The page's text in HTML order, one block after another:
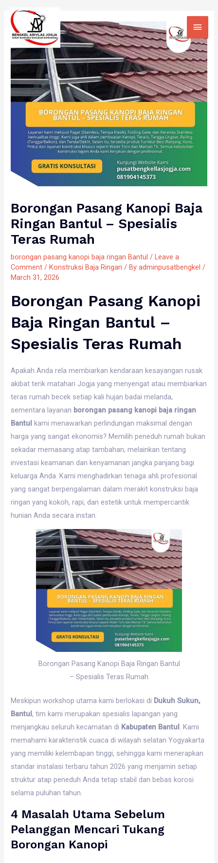
content
Borongan Pasang Kanopi Baja
Ringan Bantul – Spesialis
Teras Rumah
borongan pasang kanopi baja ringan Bantul /Leave a
Comment /Konstruksi Baja Ringan / Byadminpusatbengkel/
March 31, 2026
Borongan Pasang Kanopi
Baja Ringan Bantul –
Spesialis Teras Rumah
Apakah Anda rela membiarkan kendaraan kesayangan rusak
akibat terik matahari Jogja yang menyengat atau membiarkan
teras rumah becek setiap kali hujan badai melanda,
sementara layanan borongan pasang kanopi baja ringan
Bantul kami menawarkan perlindungan maksimal dengan
harga yang sangat ekonomis? Memilih peneduh rumah bukan
sekadar memasang atap tambahan, melainkan tentang
investasi keamanan dan kenyamanan jangka panjang bagi
keluarga Anda. Kami menghadirkan tenaga ahli profesional
yang sangat berpengalaman dalam merakit konstruksi baja
ringan yang kokoh, rapi, dan estetik untuk mempercantik
hunian Anda secara instan.
Borongan Pasang Kanopi Baja Ringan Bantul
– Spesialis Teras Rumah
Meskipun workshop utama kami berlokasi di Dukuh Sukun,
Bantul, tim kami merupakan spesialis lapangan yang
menjangkau seluruh kecamatan di Kabupaten Bantul. Kami
memahami karakteristik cuaca di wilayah selatan Yogyakarta
yang memiliki kelembapan tinggi, sehingga kami menerapkan
standar instalasi terbaru tahun 2026 yang menjamin setiap
struktur atap peneduh Anda tetap stabil dan bebas korosi
selama puluhan tahun.
4 Masalah Utama Sebelum
Pelanggan Mencari Tukang
Borongan Kanopi